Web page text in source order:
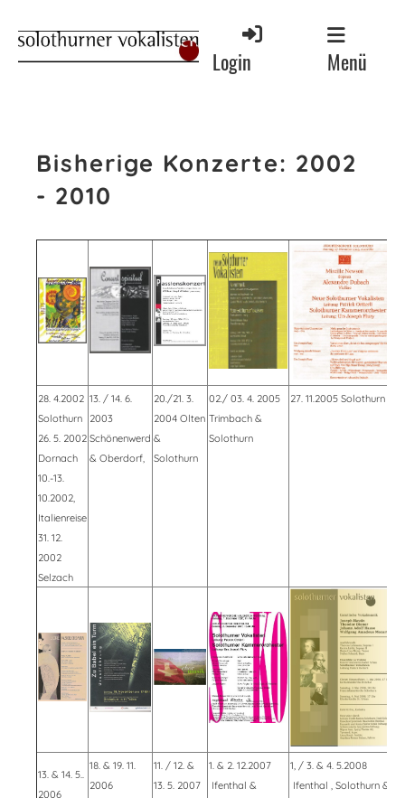
Login Menü
Bisherige Konzerte: 2002
- 2010
28. 4.2002
Solothurn
26. 5. 2002
Dornach
10.-13.
10.2002,
Italienreise
31. 12.
2002
Selzach
13. / 14. 6.
2003
Schönenwerd
& Oberdorf,
20./21. 3.
2004 Olten
&
Solothurn
02./ 03. 4. 2005
Trimbach &
Solothurn
27. 11.2005 Solothurn
13. & 14. 5..
2006
18. & 19. 11.
2006
11. / 12. &
13. 5. 2007
1. & 2. 12.2007
Ifenthal &
1, / 3. & 4. 5.2008
Ifenthal , Solothurn &